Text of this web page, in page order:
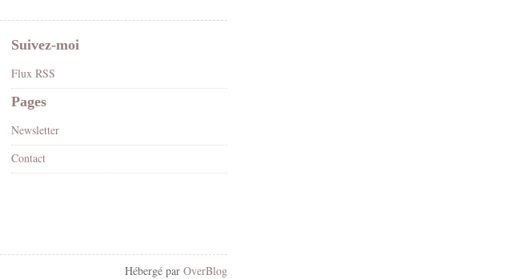
Suivez-moi
Flux RSS
Pages
Newsletter
Contact
Hébergé par OverBlog